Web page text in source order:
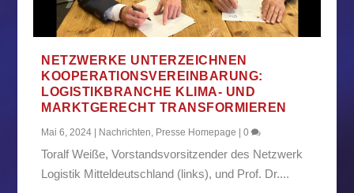
NETZWERKE UNTERZEICHNEN
KOOPERATIONSVEREINBARUNG:
LOGISTIKBRANCHE KLIMA- UND
MARKTGERECHT TRANSFORMIEREN
Mai 6, 2024 Nachrichten, Presse Homepage |0
Toralf Weiße, Vorstandsvorsitzender des Netzwerk
Logistik Mitteldeutschland (links), und Prof. Dr....